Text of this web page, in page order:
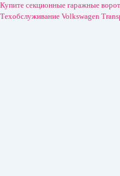
Купите секционные гаражные
Техобслуживание Volkswagen